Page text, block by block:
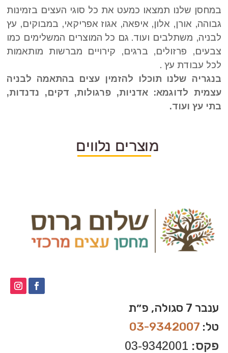
במחסן שלנו תמצאו כמעט את כל סוגי העצים בזמינות
גבוהה, אורן, אלון, איפאה, אגוז אפריקאי, במבוקים, עץ
לבניה, משתלבים ועוד. גם כל המוצרים המשלימים כמו
צבעים, פרזולים, ברגים, קירויים מברשות מותאמות
לכל עבודת עץ .
בנגריה שלנו תוכלו להזמין עצים בהתאמה לבניה
עצמית לדוגמא: אדניות, פרגולות, דקים, נדנדות,
בתי עץ ועוד.
מוצרים נלווים
ענבר 7 סגולה, פ״ת
טל: 03-9342007
פקס: